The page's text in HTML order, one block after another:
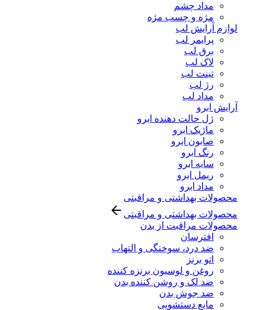
مداد چشم
مژه و چسب مژه
لوازم آرایش لب
پرایمر لب
برق لب
لاک لب
تینت لب
رژ لب
مداد لب
آرایش ابرو
ژل حالت دهنده ابرو
ماژیک ابرو
صابون ابرو
رنگ ابرو
سایه ابرو
ریمل ابرو
مداد ابرو
محصولات بهداشتی و مراقبتی
محصولات بهداشتی و مراقبتی
محصولات مراقبت از بدن
افترسان
ضد درد، سوختگی و التهاب
اتو برنز
روغن و لوسیون برنزه کننده
ضد لک و روشن کننده بدن
ضد جوش بدن
مایع دستشویی